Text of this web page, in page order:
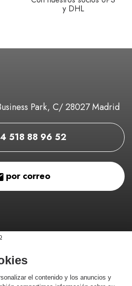
y DHL
Park, C/ 28027 Madrid
518 88 96 52
por correo
de nuestros buenos planes!
registrando!